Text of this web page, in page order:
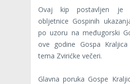
Ovaj kip postavljen je
obljetnice Gospinih
po uzoru na međugorski
ove godine Gospa
tema Zvirićke večeri.
Glavna poruka Gospe